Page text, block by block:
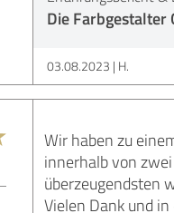
Die Farbgestalter
03.08.2023 H.
Wir haben zu
innerhalb von
überzeugendsten
Vielen Dank und